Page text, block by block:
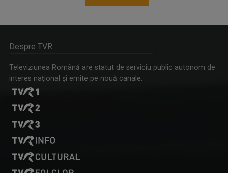
Despre TVR
Televiziunea Română are statut de serviciu public autonom de
interes naţional şi emite pe nouă canale: